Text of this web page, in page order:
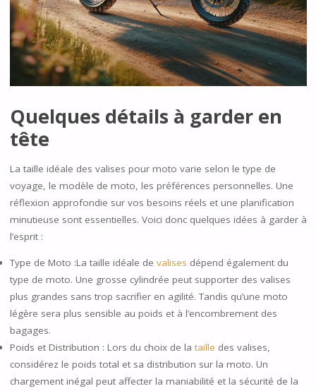
Quelques détails à garder en
tête
La taille idéale des valises pour moto varie selon le type de
voyage, le modèle de moto, les préférences personnelles. Une
réflexion approfondie sur vos besoins réels et une planification
minutieuse sont essentielles. Voici donc quelques idées à garder à
l’esprit :
Type de Moto :La taille idéale de valises dépend également du
type de moto. Une grosse cylindrée peut supporter des valises
plus grandes sans trop sacrifier en agilité. Tandis qu’une moto
légère sera plus sensible au poids et à l’encombrement des
bagages.
Poids et Distribution : Lors du choix de la taille des valises,
considérez le poids total et sa distribution sur la moto. Un
chargement inégal peut affecter la maniabilité et la sécurité de la